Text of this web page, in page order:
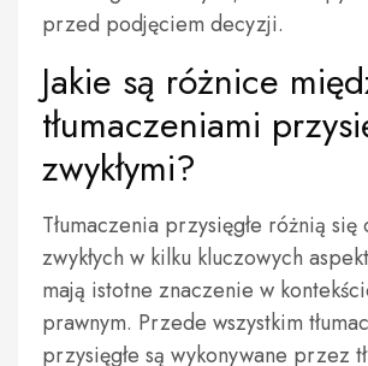
przed podjęciem decyzji.
Jakie są różnice
tłumaczeniami
zwykłymi?
Tłumaczenia przysięgłe różnią się
zwykłych w kilku kluczowych
mają istotne znaczenie w
prawnym. Przede wszystkim
przysięgłe są wykonywane przez